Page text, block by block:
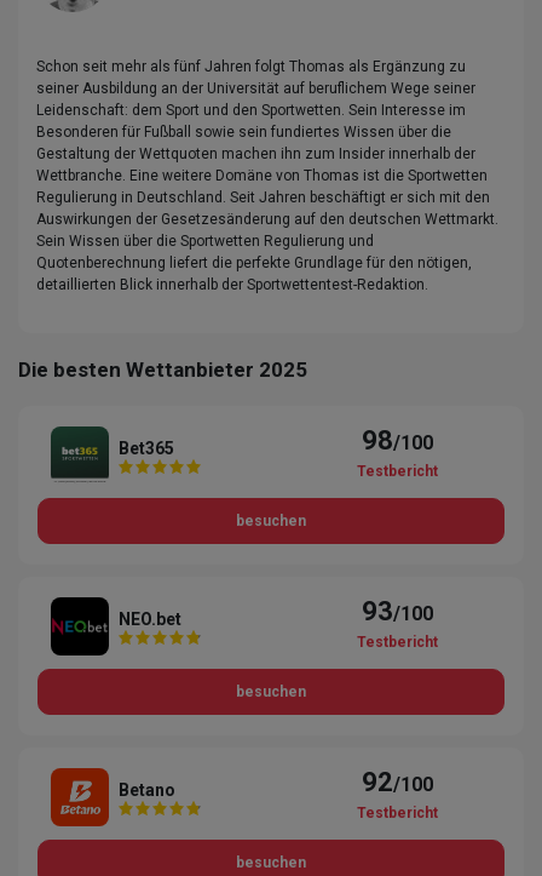
Schon seit mehr als fünf Jahren folgt Thomas als Ergänzung zu
seiner Ausbildung an der Universität auf beruflichem Wege seiner
Leidenschaft: dem Sport und den Sportwetten. Sein Interesse im
Besonderen für Fußball sowie sein fundiertes Wissen über die
Gestaltung der Wettquoten machen ihn zum Insider innerhalb der
Wettbranche. Eine weitere Domäne von Thomas ist die Sportwetten
Regulierung in Deutschland. Seit Jahren beschäftigt er sich mit den
Auswirkungen der Gesetzesänderung auf den deutschen Wettmarkt.
Sein Wissen über die Sportwetten Regulierung und
Quotenberechnung liefert die perfekte Grundlage für den nötigen,
detaillierten Blick innerhalb der Sportwettentest-Redaktion.
Die besten Wettanbieter 2025
Bet365 98/100
Testbericht
besuchen
NEO.bet 93/100
Testbericht
besuchen
Betano 92/100
Testbericht
besuchen